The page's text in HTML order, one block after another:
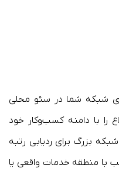
شبکه شما در سئو محلی
را با دامنه کسب‌وکار خود
بزرگ برای ردیابی رتبه
با منطقه خدمات واقعی یا